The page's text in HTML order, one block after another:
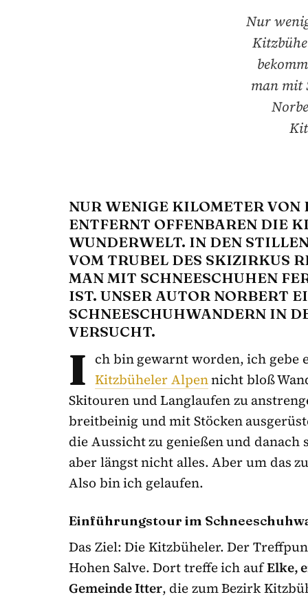
Nur
man mit
NUR WENIGE KILOMETER
ENTFERNT OFFENBAREN DIE
UNDERWELT. IN DEN STILLEN
OM TRUBEL DES SKIZIRKUS
AN MIT SCHNEESCHUHEN
ST. UNSER AUTOR NORBERT
CHNEESCHUHWANDERN IN
ERSUCHT.
I ch bin gewarnt worden, ich gebe
Kitzbüheler Alpennicht bloß
Skitouren und Langlaufen zu
breitbeinig und mit Stöcken
die Aussicht zu genießen und
aber längst nicht alles. Aber um das
Also bin ich gelaufen.
Einführungstour im
Das Ziel: Die Kitzbüheler. Der
Hohen Salve. Dort treffe ich aufElke,
Gemeinde Itter, die zum Bezirk